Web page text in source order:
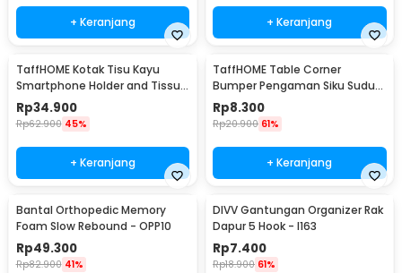
+ Keranjang + Keranjang
TaffHOME Kotak Tisu Kayu
Smartphone Holder and Tissue
Box - ZJ05
Rp34.900
Rp62.900 45%
+ Keranjang
TaffHOME Table Corner
Bumper Pengaman Siku Sudut
Meja Silicone 10 PCS - FY21
Rp8.300
Rp20.900 61%
+ Keranjang
Bantal Orthopedic Memory
Foam Slow Rebound - OPP10
Rp49.300
Rp82.900 41%
DIVV Gantungan Organizer Rak
Dapur 5 Hook - I163
Rp7.400
Rp18.900 61%